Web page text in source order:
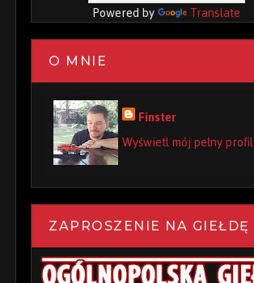
Powered by Translate
O MNIE
Finster
Wyświetl mój pełny profil
ZAPROSZENIE NA GIEŁDĘ